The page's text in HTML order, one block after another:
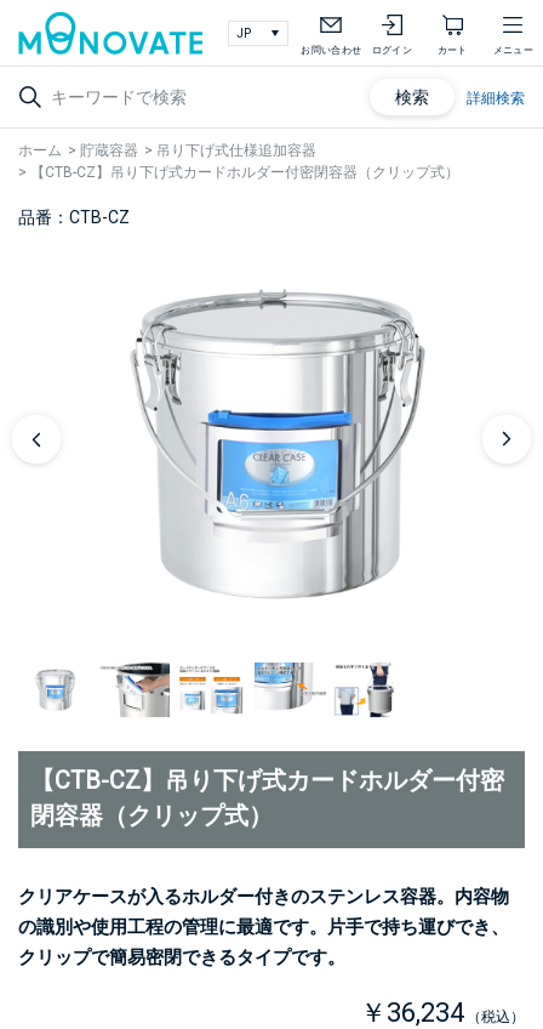
お問い合わせ ログイン カート メニュー
検索 詳細検索
ホーム > 貯蔵容器 > 吊り下げ式仕様追加容器
>
【CTB-CZ】吊り下げ式カードホルダー付密閉容器（クリップ式）
品番：CTB-CZ
【CTB-CZ】吊り下げ式カードホルダー付密
閉容器（クリップ式）
クリアケースが入るホルダー付きのステンレス容器。内容物
の識別や使用工程の管理に最適です。片手で持ち運びでき、
クリップで簡易密閉できるタイプです。
￥36,234 （税込）